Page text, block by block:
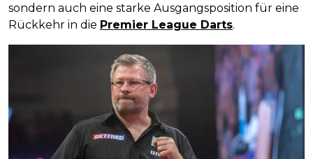
sondern auch eine starke Ausgangsposition für eine
Rückkehr in die Premier League Darts.